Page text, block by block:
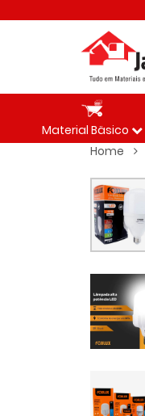
Material Bäsico
Home